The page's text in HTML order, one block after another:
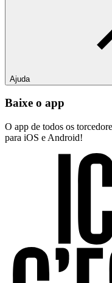
Ajuda
Baixe o app
O app de todos os
para iOS e Android!